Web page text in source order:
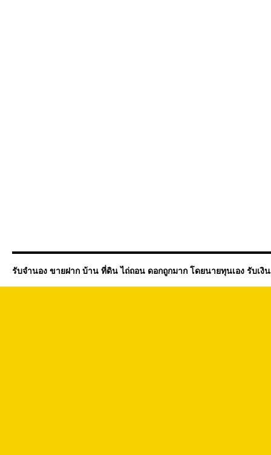
รับจำนอง ขายฝาก บ้าน ที่ดิน ไถ่ถอน ดอกถูกมาก โดยนายทุนเอง รับเงิ